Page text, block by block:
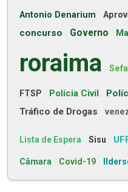
Antonio Denarium
concurso Governo
roraima
FTSP Polícia Civil
Tráfico de Drogas
Lista de Espera Sisu
Câmara Covid-19